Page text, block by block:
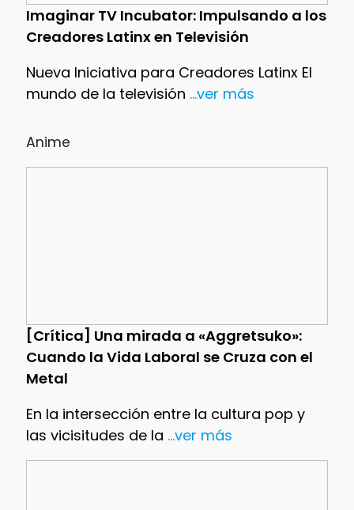
Imaginar TV Incubator: Impulsando a los
Creadores Latinx en Televisión
Nueva Iniciativa para Creadores Latinx El
mundo de la televisión ...ver más
Anime
[Crítica] Una mirada a «Aggretsuko»:
Cuando la Vida Laboral se Cruza con el
Metal
En la intersección entre la cultura pop y
las vicisitudes de la ...ver más